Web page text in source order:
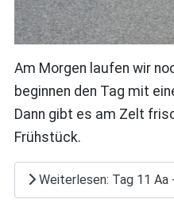
Am Morgen laufen wir
beginnen den Tag mit
Dann gibt es am Zelt
Frühstück.
Weiterlesen: Tag 11